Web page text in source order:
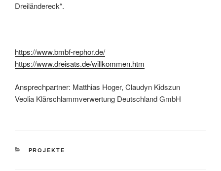
Dreiländereck“.
https://www.bmbf-rephor.de/
https://www.dreisats.de/willkommen.htm
Ansprechpartner: Matthias Hoger, Claudyn Kidszun
Veolia Klärschlammverwertung Deutschland GmbH
KATEGORIEN
PROJEKTE